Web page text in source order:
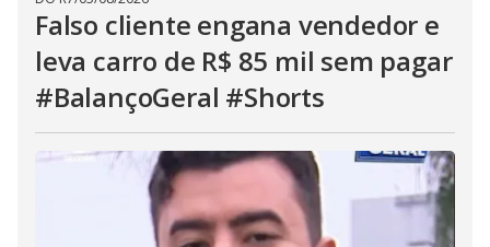
Falso cliente engana vendedor e
leva carro de R$ 85 mil sem pagar
#BalançoGeral #Shorts